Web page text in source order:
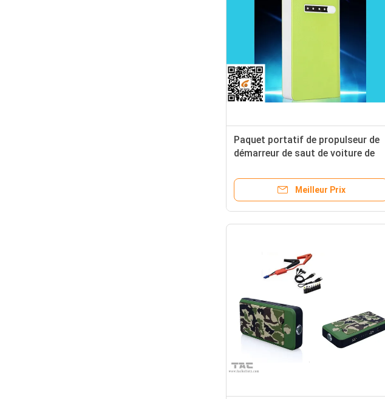
Paquet portatif de propulseur de
démarreur de saut de voiture de
camping avec la torche
Meilleur Prix